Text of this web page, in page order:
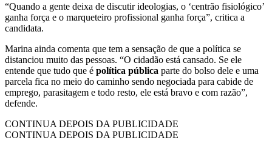
“Quando a gente deixa de discutir ideologias, o ‘centrão fisiológico’
ganha força e o marqueteiro profissional ganha força”, critica a
candidata.
Marina ainda comenta que tem a sensação de que a política se
distanciou muito das pessoas. “O cidadão está cansado. Se ele
entende que tudo que é política pública parte do bolso dele e uma
parcela fica no meio do caminho sendo negociada para cabide de
emprego, parasitagem e todo resto, ele está bravo e com razão”,
defende.
CONTINUA DEPOIS DA PUBLICIDADE
CONTINUA DEPOIS DA PUBLICIDADE